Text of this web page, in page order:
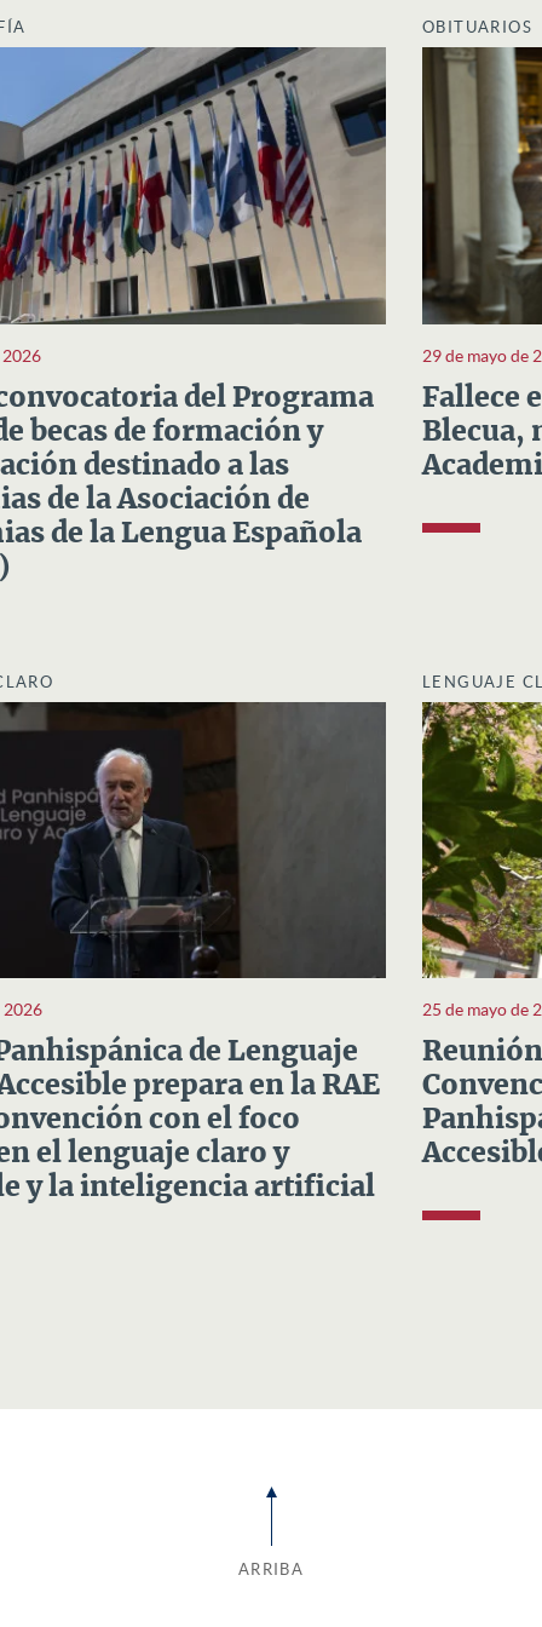
del Programa
becas de formación y
destinado a las
de la Asociación de
de la Lengua Española
OBITUARIOS
29 de mayo de
Fallece
Blecua,
2026
de Lenguaje
prepara en la RAE
con el foco
el lenguaje claro y
y la inteligencia artificial
LENGUAJE
25 de mayo de
ARRIBA